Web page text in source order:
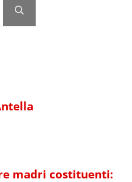
Submit search
madri costituenti: